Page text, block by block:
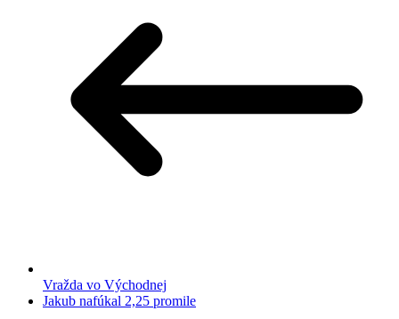
Vražda vo Východnej
Jakub nafúkal 2,25 promile